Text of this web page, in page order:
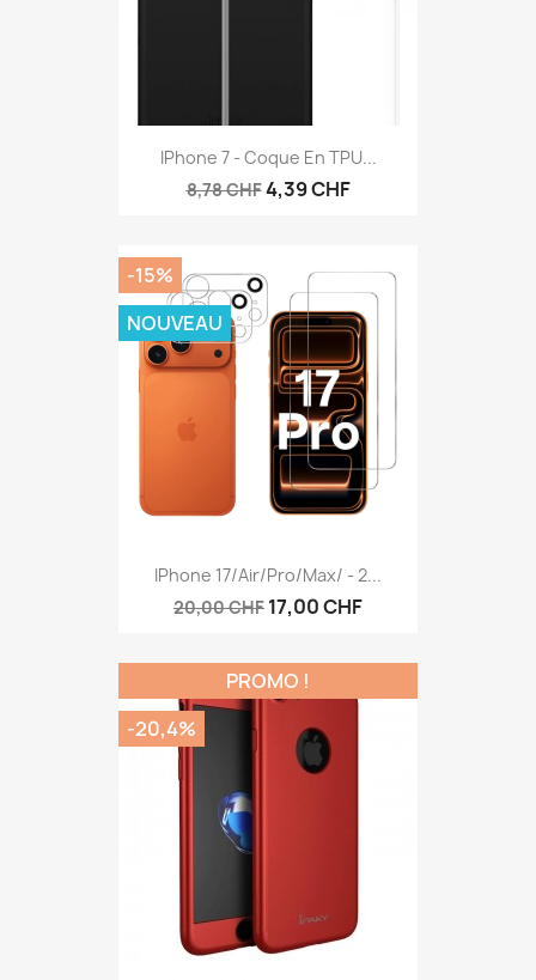
IPhone 7 - Coque En TPU...
8,78 CHF4,39 CHF
IPhone 17/Air/Pro/Max/ - 2...
20,00 CHF 17,00 CHF
-15%
NOUVEAU
PROMO !
-20,4%